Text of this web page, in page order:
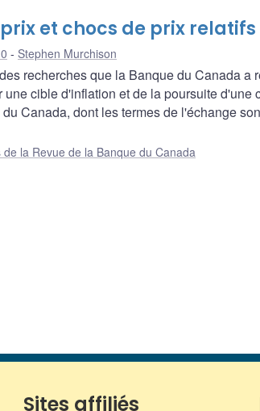
et chocs de prix relatifs
Stephen Murchison
recherches que la Banque du Canada a
cible d'inflation et de la poursuite
Canada, dont les termes de l'échange
de la Revue de la Banque du Canada
Sites affiliés